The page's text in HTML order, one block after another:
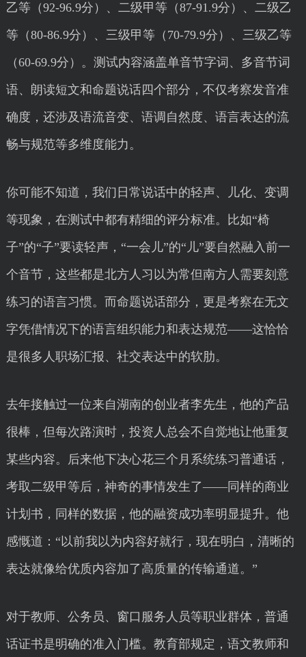
乙等（92-96.9分）、二级甲等（87-91.9分）、二级乙
等（80-86.9分）、三级甲等（70-79.9分）、三级乙等
（60-69.9分）。测试内容涵盖单音节字词、多音节词
语、朗读短文和命题说话四个部分，不仅考察发音准
确度，还涉及语流音变、语调自然度、语言表达的流
畅与规范等多维度能力。
你可能不知道，我们日常说话中的轻声、儿化、变调
等现象，在测试中都有精细的评分标准。比如“椅
子”的“子”要读轻声，“一会儿”的“儿”要自然融入前一
个音节，这些都是北方人习以为常但南方人需要刻意
练习的语言习惯。而命题说话部分，更是考察在无文
字凭借情况下的语言组织能力和表达规范——这恰恰
是很多人职场汇报、社交表达中的软肋。
去年接触过一位来自湖南的创业者李先生，他的产品
很棒，但每次路演时，投资人总会不自觉地让他重复
某些内容。后来他下决心花三个月系统练习普通话，
考取二级甲等后，神奇的事情发生了——同样的商业
计划书，同样的数据，他的融资成功率明显提升。他
感慨道：“以前我以为内容好就行，现在明白，清晰的
表达就像给优质内容加了高质量的传输通道。”
对于教师、公务员、窗口服务人员等职业群体，普通
话证书是明确的准入门槛。教育部规定，语文教师和